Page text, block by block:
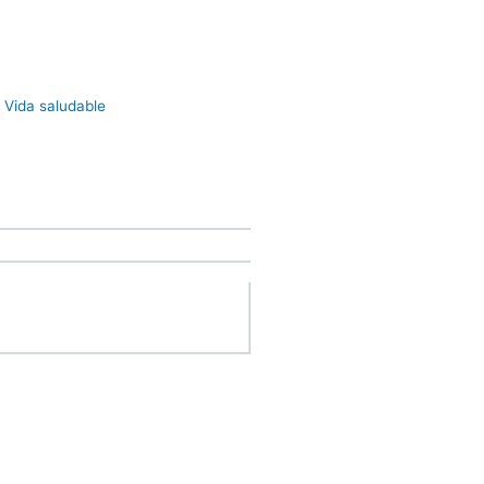
Vida saludable